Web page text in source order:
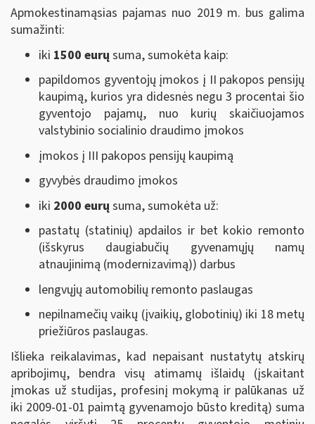
Apmokestinamąsias pajamas nuo 2019 m. bus galima
sumažinti:
iki 1500 eurų suma, sumokėta kaip:
papildomos gyventojų įmokos į II pakopos pensijų
kaupimą, kurios yra didesnės negu 3 procentai šio
gyventojo pajamų, nuo kurių skaičiuojamos
valstybinio socialinio draudimo įmokos
įmokos į III pakopos pensijų kaupimą
gyvybės draudimo įmokos
iki 2000 eurų suma, sumokėta už:
pastatų (statinių) apdailos ir bet kokio remonto
(išskyrus daugiabučių gyvenamųjų namų
atnaujinimą (modernizavimą)) darbus
lengvųjų automobilių remonto paslaugas
nepilnamečių vaikų (įvaikių, globotinių) iki 18 metų
priežiūros paslaugas.
Išlieka reikalavimas, kad nepaisant nustatytų atskirų
apribojimų, bendra visų atimamų išlaidų (įskaitant
įmokas už studijas, profesinį mokymą ir palūkanas už
iki 2009-01-01 paimtą gyvenamojo būsto kreditą) suma